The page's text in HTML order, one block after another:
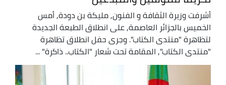
أشرفت وزيرة الثقافة و الفنون, مليكة بن دودة, أمس
الخميس بالجزائر العاصمة, على انطلاق الطبعة الجديدة
لتظاهرة "منتدى الكتاب". وجرى حفل انطلاق تظاهرة
"منتدى الكتاب", المقامة تحت شعار "الكتاب.. ذاكرة" ...